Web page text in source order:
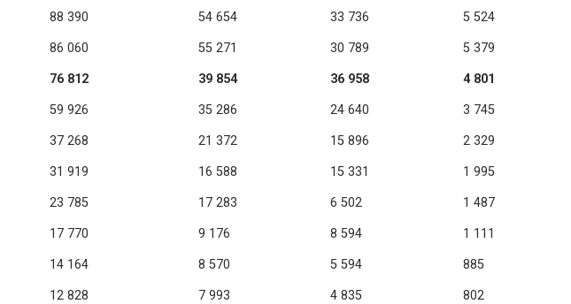
88 390 54 654 33 736 5 524
86 060 55 271 30 789 5 379
76 812 39 854 36 958 4 801
59 926 35 286 24 640 3 745
37 268 21 372 15 896 2 329
31 919 16 588 15 331 1 995
23 785 17 283 6 502 1 487
17 770 9 176 8 594 1 111
14 164 8 570 5 594 885
12 828 7 993 4 835 802